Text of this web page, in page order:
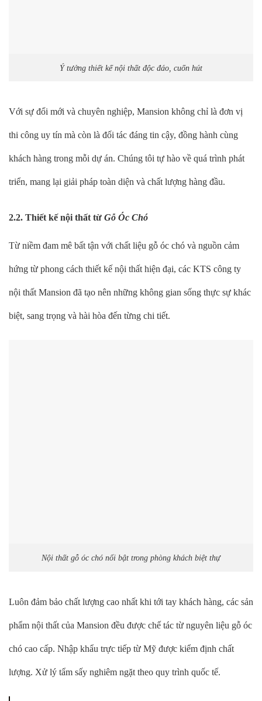
Ý tưởng thiết kế nội thất độc đáo, cuốn hút
Với sự đổi mới và chuyên nghiệp, Mansion không chỉ là đơn vị
thi công uy tín mà còn là đối tác đáng tin cậy, đồng hành cùng
khách hàng trong mỗi dự án. Chúng tôi tự hào về quá trình phát
triển, mang lại giải pháp toàn diện và chất lượng hàng đầu.
2.2. Thiết kế nội thất từ Gỗ Óc Chó
Từ niềm đam mê bất tận với chất liệu gỗ óc chó và nguồn cảm
hứng từ phong cách thiết kế nội thất hiện đại, các KTS công ty
nội thất Mansion đã tạo nên những không gian sống thực sự khác
biệt, sang trọng và hài hòa đến từng chi tiết.
Nội thất gỗ óc chó nổi bật trong phòng khách biệt thự
Luôn đảm bảo chất lượng cao nhất khi tới tay khách hàng, các sản
phẩm nội thất của Mansion đều được chế tác từ nguyên liệu gỗ óc
chó cao cấp. Nhập khẩu trực tiếp từ Mỹ được kiểm định chất
lượng. Xử lý tẩm sấy nghiêm ngặt theo quy trình quốc tế.